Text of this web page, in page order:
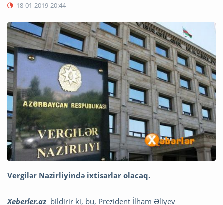
18-01-2019 20:44
Vergilər Nazirliyində ixtisarlar olacaq.
Xeberler.az bildirir ki, bu, Prezident İlham Əliyev